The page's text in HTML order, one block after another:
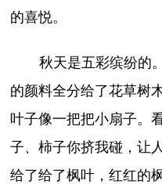
的喜悦。
秋天是五彩缤纷的
的颜料全分给了花草树
叶子像一把把小扇子。
子、柿子你挤我碰，让
给了给了枫叶，红红的